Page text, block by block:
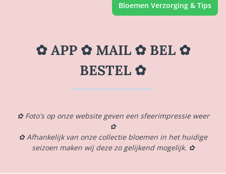
Bloemen Verzorging & Tips
✿ APP ✿ MAIL ✿ BEL ✿
BESTEL ✿
✿ Foto's op onze website geven een sfeerimpressie weer
✿
✿ Afhankelijk van onze collectie bloemen in het huidige
seizoen maken wij deze zo gelijkend mogelijk. ✿